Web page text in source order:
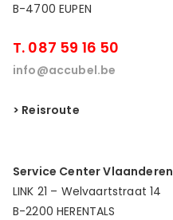
B-4700 EUPEN
T. 087 59 16 50
info@accubel.be
> Reisroute
Service Center Vlaanderen
LINK 21 – Welvaartstraat 14
B-2200 HERENTALS